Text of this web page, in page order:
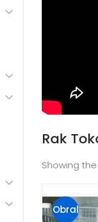
Rak
Showing the
Obral